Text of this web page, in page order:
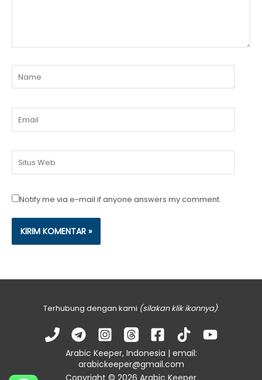
Web
Notify me via e-mail if anyone answers my comment.
Terhubung dengan kami (silakan klik ikonnya):
Arabic Keeper, Indonesia | email:
arabickeeper@gmail.com